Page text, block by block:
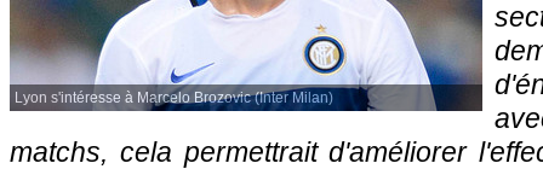
Lyon s'intéresse à Marcelo Brozovic (Inter Milan)
matchs, cela permettrait d'améliorer